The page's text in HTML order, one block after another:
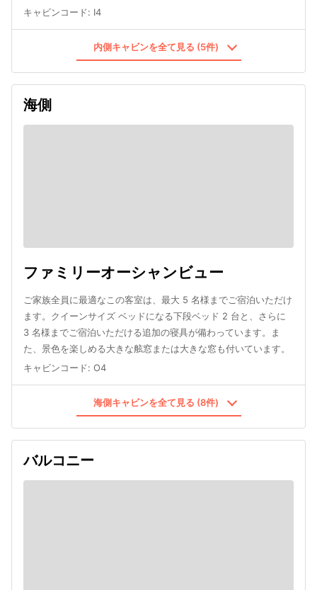
キャビンコード: I4
内側キャビンを全て見る (5件)
海側
ファミリーオーシャンビュー
ご家族全員に最適なこの客室は、最大 5 名様までご宿泊いただけ
ます。クイーンサイズ ベッドになる下段ベッド 2 台と、さらに
3 名様までご宿泊いただける追加の寝具が備わっています。ま
た、景色を楽しめる大きな舷窓または大きな窓も付いています。
キャビンコード: O4
海側キャビンを全て見る (8件)
バルコニー